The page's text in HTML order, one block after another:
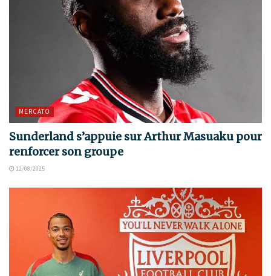
MERCATO
Sunderland s’appuie sur Arthur Masuaku pour
renforcer son groupe
12/08/2025